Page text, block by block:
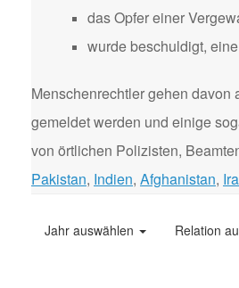
das Opfer einer
wurde beschuldigt,
Menschenrechtler gehen
gemeldet werden und einige
von örtlichen Polizisten,
Pakistan, Indien, Afghanistan,